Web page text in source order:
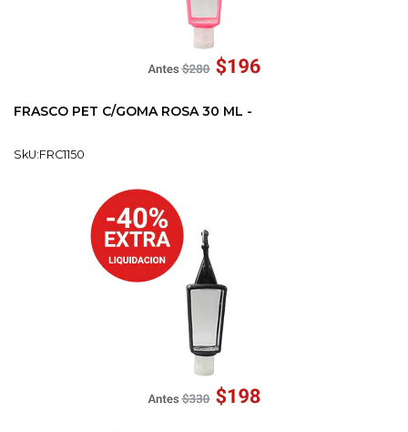
FRASCO PET C/GOMA ROSA 30 ML -
SkU:FRC1150